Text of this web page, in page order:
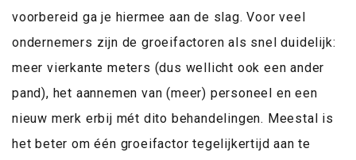
voorbereid ga je hiermee aan de slag. Voor veel
ondernemers zijn de groeifactoren als snel duidelijk:
meer vierkante meters (dus wellicht ook een ander
pand), het aannemen van (meer) personeel en een
nieuw merk erbij mét dito behandelingen. Meestal is
het beter om één groeifactor tegelijkertijd aan te